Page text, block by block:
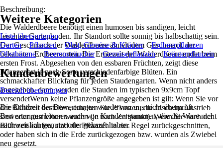
Beschreibung:
Die Walderdbeere benötigt einen humosen bis sandigen, leicht
feuchten Gartenboden. Ihr Standort sollte sonnig bis halbschattig sein.
Der Geschmack der Walderdbeere ähnelt dem Geschmack der
bekannten Erdbeersorten. Die Erntezeit der Walderdbeere endet beim
ersten Frost. Abgesehen von den essbaren Früchten, zeigt diese
Pflanzenart je nach Sorte verschiedenfarbige Blüten. Ein
schmackhafter Blickfang für jeden Staudengarten. Wenn nicht anders
angegeben, dann werden die Stauden im typischen 9x9cm Topf
versendetWenn keine Pflanzengröße angegeben ist gilt: Wenn Sie vor
der Blütezeit bestellen, erhalten Sie Pflanzen, die frisch im Austrieb
sind oder austreiben werden (je nach Zeitpunkt). Wenn Sie nach der
Blütezeit kaufen, sind die Pflanzen in der Regel zurückgeschnitten,
oder haben sich in die Erde zurückgezogen bzw. wurden als Zwiebel
neu gesetzt.
Weitere Kategorien
Liste überspringen
Garten
Pflanzen Obst, Gemüse & Kräuter
Erdbeerpflanzen
Obstbäume
Beerensträucher Gemüsepflanzen Kräuterpflanzen
Kundenbewertungen
Bereich überspringen
Die Echtheit der Bewertungen wurde von uns nicht überprüft.
Bewertungen können auch von Kunden stammen, die die Ware nicht
nachweislich genutzt oder gekauft haben.